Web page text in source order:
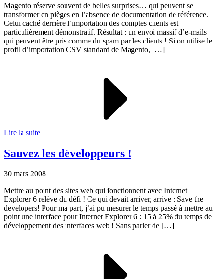
Magento réserve souvent de belles surprises… qui peuvent se
transformer en pièges en l’absence de documentation de référence.
Celui caché derrière l’importation des comptes clients est
particulièrement démonstratif. Résultat : un envoi massif d’e-mails
qui peuvent être pris comme du spam par les clients ! Si on utilise le
profil d’importation CSV standard de Magento, […]
Lire la suite
Sauvez les développeurs !
30 mars 2008
Mettre au point des sites web qui fonctionnent avec Internet
Explorer 6 relève du défi ! Ce qui devait arriver, arrive : Save the
developers! Pour ma part, j’ai pu mesurer le temps passé à mettre au
point une interface pour Internet Explorer 6 : 15 à 25% du temps de
développement des interfaces web ! Sans parler de […]